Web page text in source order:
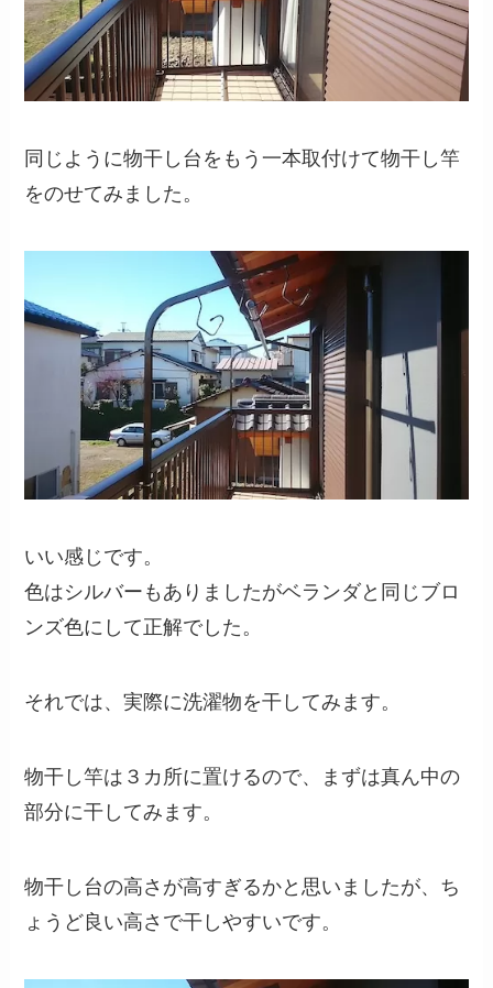
同じように物干し台をもう一本取付けて物干し竿
をのせてみました。
いい感じです。
色はシルバーもありましたがベランダと同じブロ
ンズ色にして正解でした。
それでは、実際に洗濯物を干してみます。
物干し竿は３カ所に置けるので、まずは真ん中の
部分に干してみます。
物干し台の高さが高すぎるかと思いましたが、ち
ょうど良い高さで干しやすいです。